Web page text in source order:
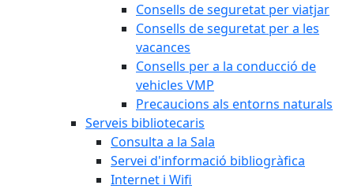
Consells de seguretat per viatjar
Consells de seguretat per a les
vacances
Consells per a la conducció de
vehicles VMP
Precaucions als entorns naturals
Serveis bibliotecaris
Consulta a la Sala
Servei d'informació bibliogràfica
Internet i Wifi